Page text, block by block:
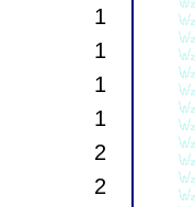
1
1
1
1
2
2